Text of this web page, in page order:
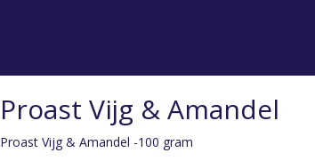
Proast Vijg & Amandel
Proast Vijg & Amandel -100 gram